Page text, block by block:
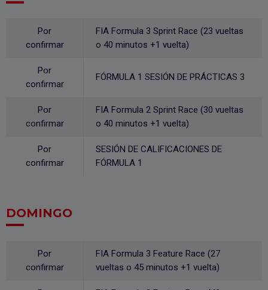
Por
confirmar
FIA Formula 3 Sprint Race (23 vueltas
o 40 minutos +1 vuelta)
Por
confirmar
FÓRMULA 1 SESIÓN DE PRÁCTICAS 3
Por
confirmar
FIA Formula 2 Sprint Race (30 vueltas
o 40 minutos +1 vuelta)
Por
confirmar
SESIÓN DE CALIFICACIONES DE
FÓRMULA 1
DOMINGO
Por
confirmar
FIA Formula 3 Feature Race (27
vueltas o 45 minutos +1 vuelta)